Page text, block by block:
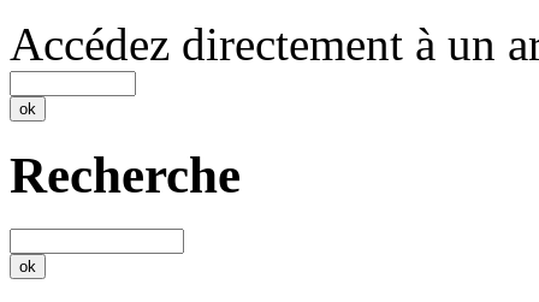
Accédez directement à un
Recherche